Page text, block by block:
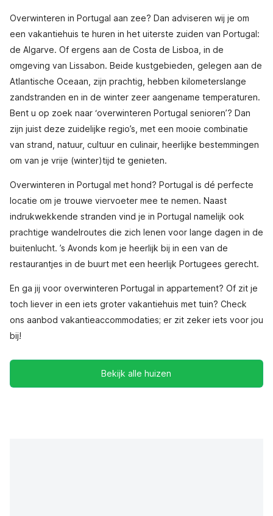
Overwinteren in Portugal aan zee? Dan adviseren wij je om
een vakantiehuis te huren in het uiterste zuiden van Portugal:
de Algarve. Of ergens aan de Costa de Lisboa, in de
omgeving van Lissabon. Beide kustgebieden, gelegen aan de
Atlantische Oceaan, zijn prachtig, hebben kilometerslange
zandstranden en in de winter zeer aangename temperaturen.
Bent u op zoek naar ‘overwinteren Portugal senioren’? Dan
zijn juist deze zuidelijke regio’s, met een mooie combinatie
van strand, natuur, cultuur en culinair, heerlijke bestemmingen
om van je vrije (winter)tijd te genieten.
Overwinteren in Portugal met hond? Portugal is dé perfecte
locatie om je trouwe viervoeter mee te nemen. Naast
indrukwekkende stranden vind je in Portugal namelijk ook
prachtige wandelroutes die zich lenen voor lange dagen in de
buitenlucht. ’s Avonds kom je heerlijk bij in een van de
restaurantjes in de buurt met een heerlijk Portugees gerecht.
En ga jij voor overwinteren Portugal in appartement? Of zit je
toch liever in een iets groter vakantiehuis met tuin? Check
ons aanbod vakantieaccommodaties; er zit zeker iets voor jou
bij!
Bekijk alle huizen